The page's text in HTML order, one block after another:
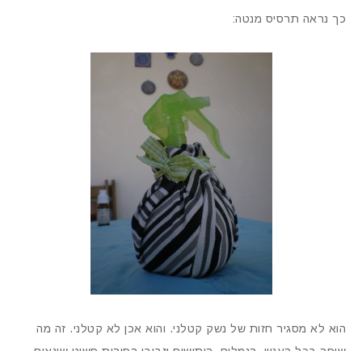
כך נראה תרסיס מנטה:
הוא לא מסגיר חזות של נשק קטלני. והוא אכן לא קטלני. זה מה